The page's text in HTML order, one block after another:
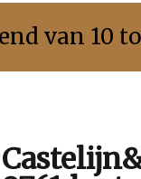
van 10